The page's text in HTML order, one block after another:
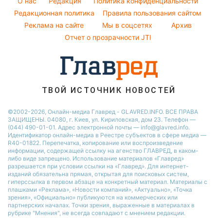
Потап
София Ротару
Все о шоу-бизнесе
Погода на завтра
Пылевая буря
Редакционная политика
Правила пользования сайтом
Реклама на сайте
Мы в соцсетях
Архив
Отчет о прозрачности JTI
ТВОЙ ИСТОЧНИК НОВОСТЕЙ
©2002-2026, Онлайн-медиа Главред - GLAVRED.INFO. ВСЕ ПРАВА
ЗАЩИЩЕНЫ. 04080, г. Киев, ул. Кириловская, дом 23. Телефон —
(044) 490-01-01. Адрес электронной почты — info@glavred.info.
Идентификатор онлайн-медиа в Реестре cубъектов в сфере медиа —
R40-01822. Перепечатка, копирование или воспроизведение
информации, содержащей ссылку на агенство ГЛАВРЕД, в каком-
либо виде запрещено. Использование материалов «Главред»
разрешается при условии ссылки на «Главред». Для интернет-
изданий обязательна прямая, открытая для поисковых систем,
гиперссылка в первом абзаце на конкретный материал. Материалы с
плашками «Реклама», «Новости компаний», «Актуально», «Точка
зрения», «Официально» публикуются на коммерческих или
партнерских началах. Точки зрения, выраженные в материалах в
рубрике "Мнения", не всегда совпадают с мнением редакции.